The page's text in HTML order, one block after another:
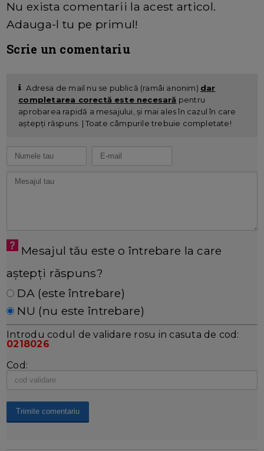
Nu exista comentarii la acest articol.
Adauga-l tu pe primul!
Scrie un comentariu
Adresa de mail nu se publică (ramâi anonim) dar
completarea corectă este necesară pentru
aprobarea rapidă a mesajului, și mai ales în cazul în care
aștepți răspuns. | Toate câmpurile trebuie completate!
Mesajul tău este o întrebare la care
aștepți răspuns?
DA (este întrebare)
NU (nu este întrebare)
Introdu codul de validare rosu in casuta de cod:
0218026
Cod: